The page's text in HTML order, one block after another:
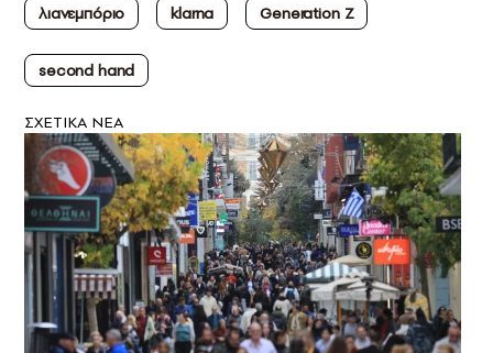
λιανεμπόριο
klarna Generation Z
second hand
ΣXETIKA NEA